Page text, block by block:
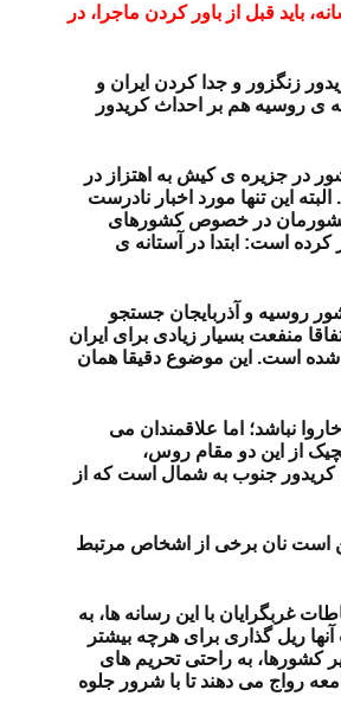
قبل از باور کردن ماجرا، در
زنگزور و جدا کردن ایران و
ی روسیه هم بر احداث کریدور
در جزیره ی کیش به اهتزاز در
این تنها مورد اخبار نادرست
کشورمان در خصوص کشورهای
است: ابتدا در آستانه ی
روسیه و آذربایجان جستجو
منفعت بسیار زیادی برای ایران
شده است. این موضوع دقیقا همان
نباشد؛ اما علاقمندان می
از این دو مقام روس،
کریدور جنوب به شمال است که از
است نان برخی از اشخاص مرتبط
غربگرایان با این رسانه ها، به
ریل گذاری برای هرچه بیشتر
کشورها، به راحتی تحریم های
رواج می دهند تا با شرور جلوه